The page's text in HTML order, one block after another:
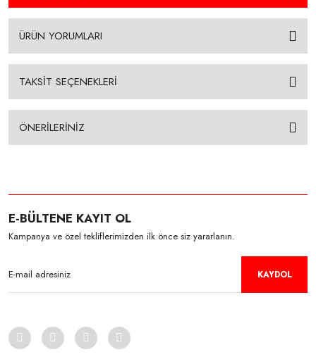
ÜRÜN YORUMLARI
TAKSİT SEÇENEKLERİ
ÖNERİLERİNİZ
E-BÜLTENE KAYIT OL
Kampanya ve özel tekliflerimizden ilk önce siz yararlanın.
KAYDOL